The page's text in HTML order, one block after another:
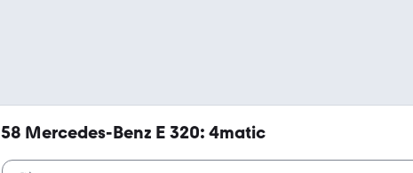
58 Mercedes-Benz E 320: 4matic